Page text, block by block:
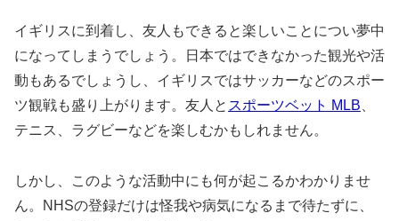
イギリスに到着し、友人もできると楽しいことについ夢中
になってしまうでしょう。日本ではできなかった観光や活
動もあるでしょうし、イギリスではサッカーなどのスポー
ツ観戦も盛り上がります。友人と スポーツベット MLB
テニス、ラグビーなどを楽しむかもしれません。
しかし、このような活動中にも何が起こるかわかりませ
ん。NHSの登録だけは怪我や病気になるまで待たずに、